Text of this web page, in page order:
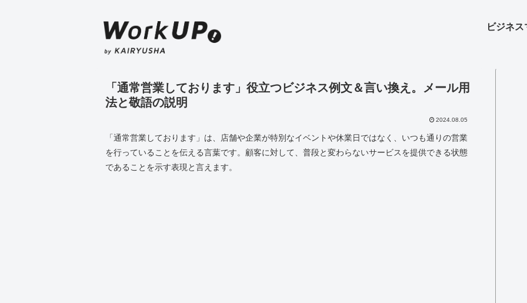
ビジネ
「通常営業しております」役立つビジネス例文＆言い換え。メール用
法と敬語の説明
2024.08.05
「通常営業しております」は、店舗や企業が特別なイベントや休業日ではなく、いつも通りの営業
を行っていることを伝える言葉です。顧客に対して、普段と変わらないサービスを提供できる状態
であることを示す表現と言えます。